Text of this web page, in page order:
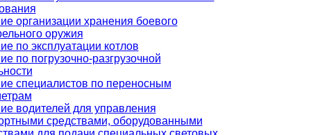
организации хранения боевого
оружия
по эксплуатации котлов
по погрузочно-разгрузочной
специалистов по переносным
водителей для управления
средствами, оборудованными